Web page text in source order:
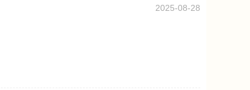
2025-08-28